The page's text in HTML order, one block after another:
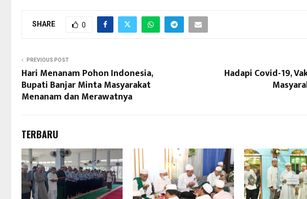
SHARE 0
PREVIOUS POST
Hari Menanam Pohon Indonesia,
Bupati Banjar Minta Masyarakat
Menanam dan Merawatnya
Hadapi Covid-19,
TERBARU